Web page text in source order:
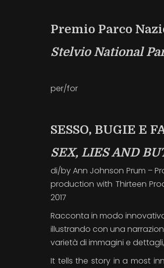
Premio Parco
Stelvio National
per/for
SESSO, BUGIE E
SEX, LIES AND
di/by Ann Johnson Prum –
production with Thirteen
2017
Racconta in modo
illustrando con una
varietà di immagini e
It tells the story in a most